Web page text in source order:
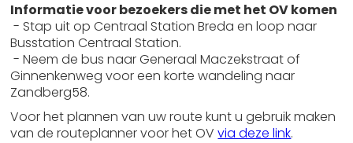
Informatie voor bezoekers die met het OV komen
- Stap uit op Centraal Station Breda en loop naar
Busstation Centraal Station.
- Neem de bus naar Generaal Maczekstraat of
Ginnenkenweg voor een korte wandeling naar
Zandberg58.
Voor het plannen van uw route kunt u gebruik maken
van de routeplanner voor het OVvia deze link.